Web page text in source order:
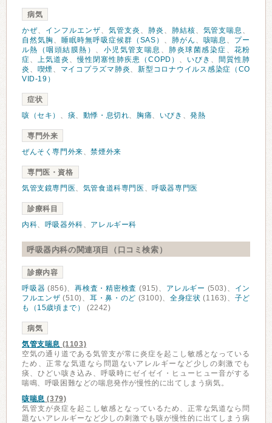
病気
かぜ、 インフルエンザ、 気管支炎 、 肺炎 、 肺結核、 気管支喘息 、
自然気胸 、 睡眠時無呼吸症候群（SAS） 、 肺がん 、 咳喘息 、 プー
ル熱（咽頭結膜熱） 、 小児気管支喘息 、 肺炎球菌感染症 、 花粉
症、上気道炎 、慢性閉塞性肺疾患（COPD） 、 いびき 、 間質性肺
炎 、 喫煙 、 マイコプラズマ肺炎、新型コロナウイルス感染症（CO
VID-19）
症状
咳（セキ） 、 痰、 動悸・息切れ、 胸痛、 いびき 、発熱
専門外来
ぜんそく専門外来、禁煙外来
専門医・資格
気管支鏡専門医、 気管食道科専門医 、呼吸器専門医
診療科目
内科、 呼吸器外科、 アレルギー科
呼吸器内科の関連項目（口コミ検索）
診療内容
呼吸器 (856)、再検査・精密検査 (915)、 アレルギー (503)、 イン
フルエンザ (510)、 耳・鼻・のど (3100)、 全身症状 (1163)、 子ど
も（15歳頃まで）
(2242)
病気
気管支喘息 (1103)
空気の通り道である気管支が常に炎症を起こし敏感となっている
ため、正常な気道なら問題ないアレルギーなど少しの刺激でも
痰、ひどい咳き込み、呼吸時にゼイゼイ・ヒューヒュー音がする
喘鳴、呼吸困難などの喘息発作が慢性的に出てしまう病気。
咳喘息 (379)
気管支が炎症を起こし敏感となっているため、正常な気道なら問
題ないアレルギーなど少しの刺激でも咳が慢性的に出てしまう病